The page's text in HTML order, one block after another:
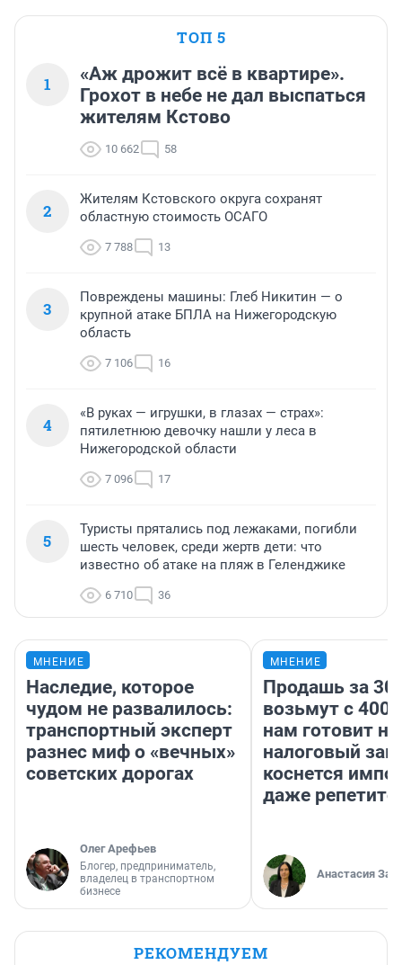
ТОП 5
1
«Аж дрожит всё в квартире».
Грохот в небе не дал выспаться
жителям Кстово
10 662 58
2
Жителям Кстовского округа сохранят
областную стоимость ОСАГО
7 788 13
3
Повреждены машины: Глеб Никитин — о
крупной атаке БПЛА на Нижегородскую
область
7 106 16
4
«В руках — игрушки, в глазах — страх»:
пятилетнюю девочку нашли у леса в
Нижегородской области
7 096 17
5
Туристы прятались под лежаками, погибли
шесть человек, среди жертв дети: что
известно об атаке на пляж в Геленджике
6 710 36
МНЕНИЕ
Наследие, которое
чудом не развалилось:
транспортный эксперт
разнес миф о «вечных»
советских дорогах
Олег Арефьев
Блогер, предприниматель,
владелец в транспортном
бизнесе
МНЕНИЕ
Продашь за
возьмут с
нам готовит
налоговый
коснется
даже
Анастасия
РЕКОМЕНДУЕМ